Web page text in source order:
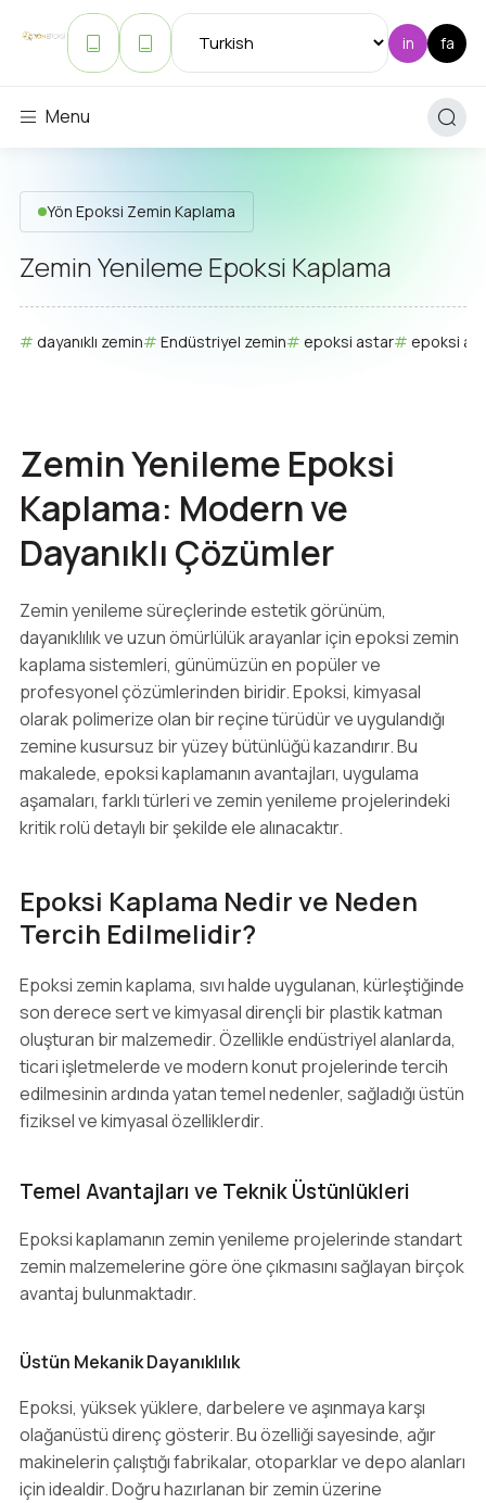
Menu
Yön Epoksi Zemin Kaplama
Zemin Yenileme Epoksi Kaplama
dayanıklı zemin Endüstriyel zemin epoksi astar epoksi
Zemin Yenileme Epoksi
Kaplama: Modern ve
Dayanıklı Çözümler
Zemin yenileme süreçlerinde estetik görünüm,
dayanıklılık ve uzun ömürlülük arayanlar için epoksi zemin
kaplama sistemleri, günümüzün en popüler ve
profesyonel çözümlerinden biridir. Epoksi, kimyasal
olarak polimerize olan bir reçine türüdür ve uygulandığı
zemine kusursuz bir yüzey bütünlüğü kazandırır. Bu
makalede, epoksi kaplamanın avantajları, uygulama
aşamaları, farklı türleri ve zemin yenileme projelerindeki
kritik rolü detaylı bir şekilde ele alınacaktır.
Epoksi Kaplama Nedir ve Neden
Tercih Edilmelidir?
Epoksi zemin kaplama, sıvı halde uygulanan, kürleştiğinde
son derece sert ve kimyasal dirençli bir plastik katman
oluşturan bir malzemedir. Özellikle endüstriyel alanlarda,
ticari işletmelerde ve modern konut projelerinde tercih
edilmesinin ardında yatan temel nedenler, sağladığı üstün
fiziksel ve kimyasal özelliklerdir.
Temel Avantajları ve Teknik Üstünlükleri
Epoksi kaplamanın zemin yenileme projelerinde standart
zemin malzemelerine göre öne çıkmasını sağlayan birçok
avantaj bulunmaktadır.
Üstün Mekanik Dayanıklılık
Epoksi, yüksek yüklere, darbelere ve aşınmaya karşı
olağanüstü direnç gösterir. Bu özelliği sayesinde, ağır
makinelerin çalıştığı fabrikalar, otoparklar ve depo alanları
için idealdir. Doğru hazırlanan bir zemin üzerine